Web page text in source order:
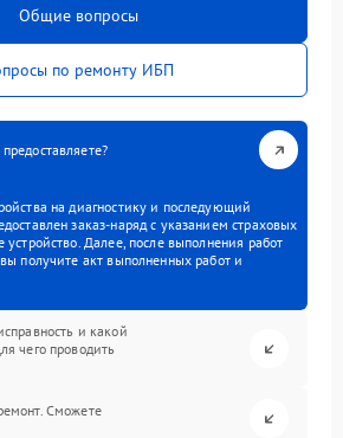
Общие вопросы
по ремонту ИБП
на диагностику и последующий
заказ-наряд с указанием страховых
устройство. Далее, после выполнения работ
получите акт выполненных работ и
и какой
чего проводить
Сможете